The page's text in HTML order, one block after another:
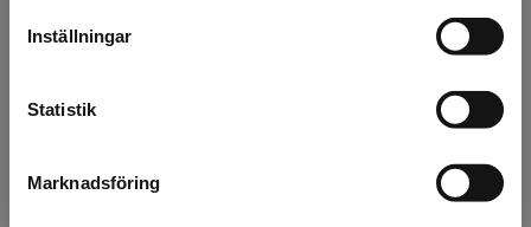
Inställningar
Statistik
Marknadsföring